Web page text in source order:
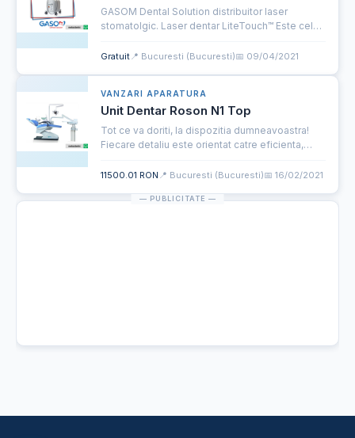
GASOM Dental Solution distribuitor laser
stomatolgic. Laser dentar LiteTouch™ Este cel
Er:YAG din lume destinat tesuturilor moi si dure,
Gratuit 📍 Bucuresti (Bucuresti)📅 09/04/2021
VANZARI APARATURA
Unit Dentar Roson N1 Top
Tot ce va doriti, la dispozitia dumneavoastra!
Fiecare detaliu este orientat catre eficienta,
controlul functiilor, datorita tastelor directe si
11500.01 RON 📍 Bucuresti (Bucuresti)📅 16/02/2021